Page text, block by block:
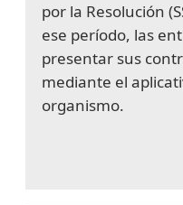
por la Resolución
ese período, las
presentar sus
mediante el
organismo.